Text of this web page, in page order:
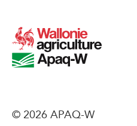
© 2026 APAQ-W